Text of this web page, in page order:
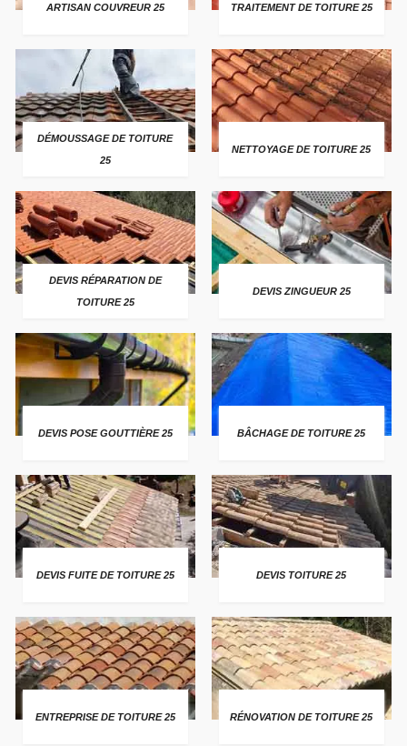
ARTISAN COUVREUR 25 TRAITEMENT DE TOITURE 25
DÉMOUSSAGE DE TOITURE
25
NETTOYAGE DE TOITURE 25
DEVIS RÉPARATION DE
TOITURE 25
DEVIS ZINGUEUR 25
DEVIS POSE GOUTTIÈRE 25 BÂCHAGE DE TOITURE 25
DEVIS FUITE DE TOITURE 25 DEVIS TOITURE 25
ENTREPRISE DE TOITURE 25 RÉNOVATION DE TOITURE 25